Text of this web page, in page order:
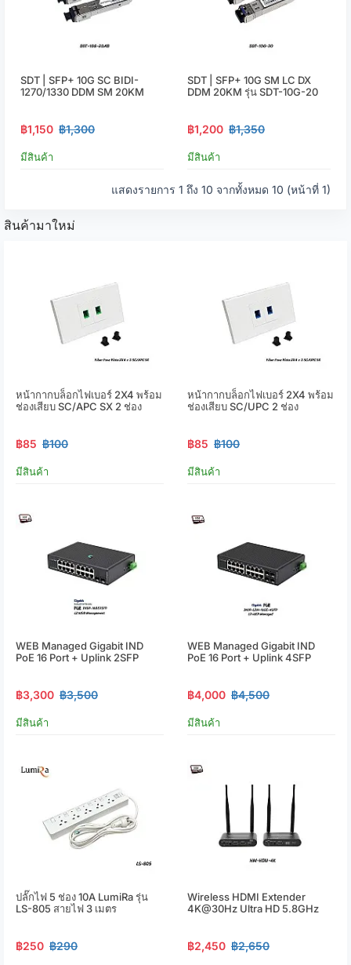
SDT | SFP+ 10G SC BIDI-
1270/1330 DDM SM 20KM
฿1,150 ฿1,300
มีสินค้า
SDT | SFP+ 10G SM LC DX
DDM 20KM รุ่น SDT-10G-20
฿1,200 ฿1,350
มีสินค้า
แสดงรายการ 1 ถึง 10 จากทั้งหมด 10 (หน้าที่ 1)
สินค้ามาใหม่
หน้ากากบล็อกไฟเบอร์ 2X4 พร้อม
ช่องเสียบ SC/APC SX 2 ช่อง
฿85 ฿100
มีสินค้า
หน้ากากบล็อกไฟเบอร์ 2X4 พร้อม
ช่องเสียบ SC/UPC 2 ช่อง
฿85 ฿100
มีสินค้า
WEB Managed Gigabit IND
PoE 16 Port + Uplink 2SFP
฿3,300 ฿3,500
มีสินค้า
WEB Managed Gigabit IND
PoE 16 Port + Uplink 4SFP
฿4,000 ฿4,500
มีสินค้า
ปลั๊กไฟ 5 ช่อง 10A LumiRa รุ่น
LS-805 สายไฟ 3 เมตร
฿250 ฿290
Wireless HDMI Extender
4K@30Hz Ultra HD 5.8GHz
฿2,450 ฿2,650